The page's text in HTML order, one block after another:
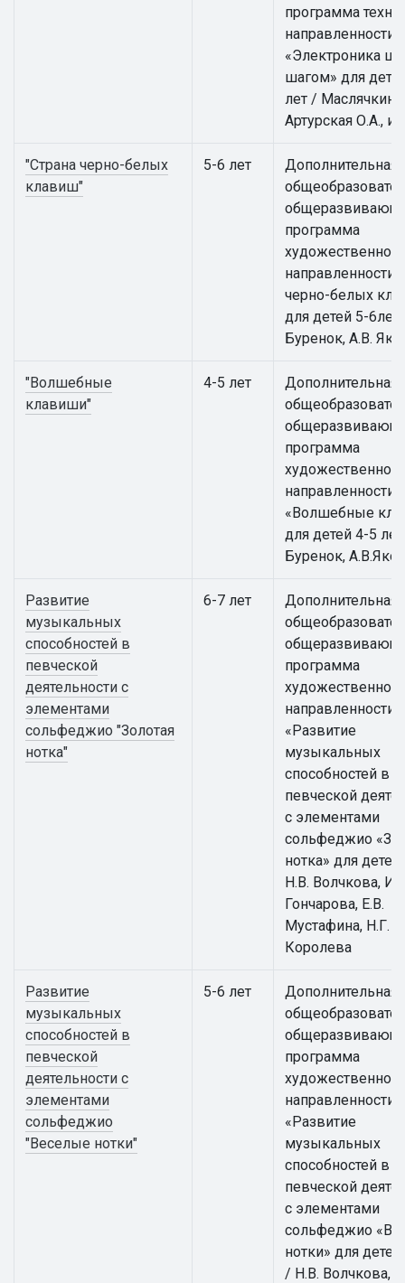
программа
направленности
«Электроника
шагом» для
лет / Маслячкина
Артурская О.А., и
"Страна черно-белых
клавиш"
5-6 лет
Дополнительная
программа
художественной
направленности
черно-белых
для детей 5-6лет
Буренок, А.В.
"Волшебные
клавиши"
4-5 лет
Дополнительная
программа
художественной
направленности
«Волшебные
для детей 4-5
Буренок,
Развитие
музыкальных
способностей в
певческой
деятельности с
элементами
сольфеджио "Золотая
нотка"
6-7 лет
Дополнительная
программа
художественной
направленности
«Развитие
музыкальных
способностей в
певческой
с элементами
сольфеджио
нотка» для
Н.В. Волчкова,
Гончарова, Е.В.
Мустафина, Н.Г.
Королева
Развитие
музыкальных
способностей в
певческой
деятельности с
элементами
сольфеджио
"Веселые нотки"
5-6 лет
Дополнительная
программа
художественной
направленности
«Развитие
музыкальных
способностей в
певческой
с элементами
сольфеджио
нотки» для
/ Н.В. Волчкова,